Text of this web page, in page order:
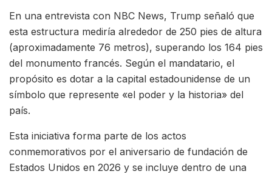
En una entrevista con NBC News, Trump señaló que
esta estructura mediría alrededor de 250 pies de altura
(aproximadamente 76 metros), superando los 164 pies
del monumento francés. Según el mandatario, el
propósito es dotar a la capital estadounidense de un
símbolo que represente «el poder y la historia» del
país.
Esta iniciativa forma parte de los actos
conmemorativos por el aniversario de fundación de
Estados Unidos en 2026 y se incluye dentro de una